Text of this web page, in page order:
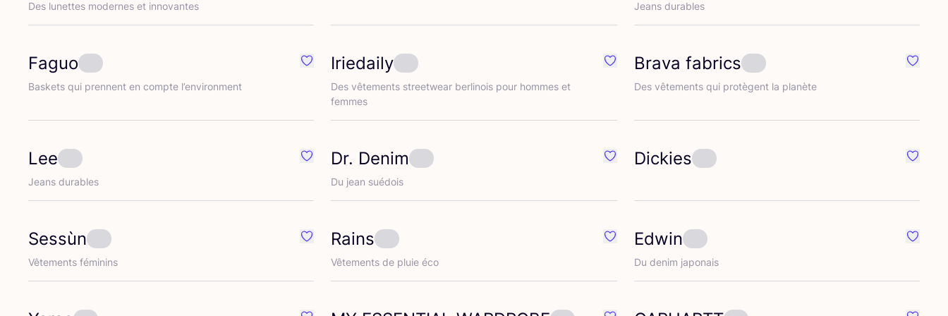
Des lunettes modernes et innovantes Jeans durables
Faguo
Bas­kets qui prennent en compte l’environment
Préféré {nom}
Iriedaily
Des vête­ments street­wear ber­li­nois pour hommes et
femmes
Préféré {nom}
Brava fabrics
Des vête­ments qui pro­tègent la planète
Lee
Jeans durables
Préféré {nom}
Dr. Denim
Du jean suédois
Préféré {nom}
Dickies
Sessùn
Vête­ments féminins
Préféré {nom}
Rains
Vête­ments de pluie éco
Préféré {nom}
Edwin
Du denim japonais